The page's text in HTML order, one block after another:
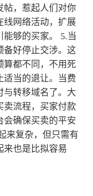
帖，惹起人们对你
线网络活动，扩展
够的买家。 5.当
备好停止交涉。这
算都不同，不用死
适当的退让。当费
与转移域名了。大
卖流程，买家付款
会确保买卖的平安
来复杂，但只需有
来也是比拟容易